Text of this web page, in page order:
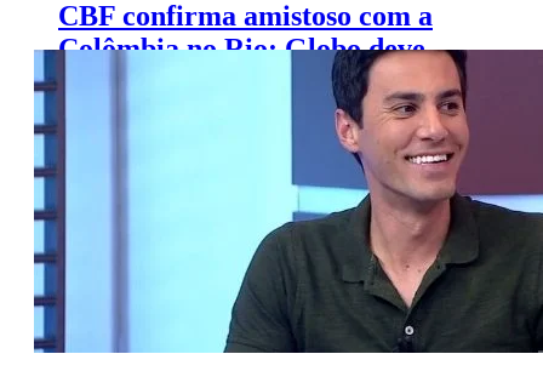
CBF confirma amistoso com a
Colômbia no Rio; Globo deve